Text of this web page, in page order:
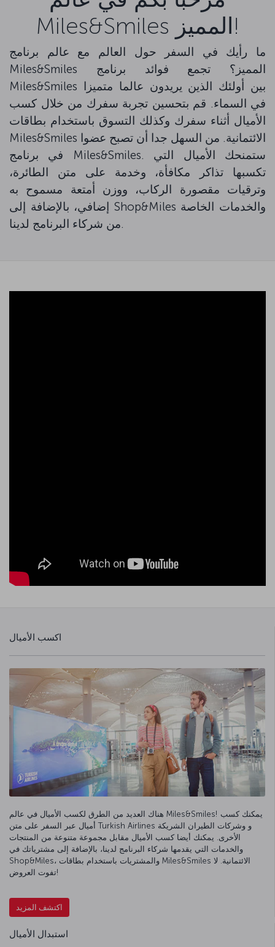
Miles&Smiles المميز!
ما رأيك في السفر حول العالم مع عالم برنامج
Miles&Smiles المميز؟ تجمع فوائد برنامج
Miles&Smiles بين أولئك الذين يريدون عالما متميزا
في السماء. قم بتحسين تجربة سفرك من خلال كسب
الأميال أثناء سفرك وكذلك التسوق باستخدام بطاقات
Miles&Smiles الائتمانية. من السهل جدا أن تصبح عضوا
في برنامج Miles&Smiles. ستمنحك الأميال التي
تكسبها تذاكر مكافأة، وخدمة على متن الطائرة،
وترقيات مقصورة الركاب، ووزن أمتعة مسموح به
إضافي، بالإضافة إلى Shop&Miles والخدمات الخاصة
من شركاء البرنامج لدينا.
اكسب الأميال
هناك العديد من الطرق لكسب الأميال في عالم Miles&Smiles! يمكنك كسب
أميال عبر السفر على متن Turkish Airlines و وشركات الطيران الشريكة
الأخرى. يمكنك أيضا كسب الأميال مقابل مجموعة متنوعة من المنتجات
والخدمات التي يقدمها شركاء البرنامج لدينا، بالإضافة إلى مشترياتك في
Shop&Miles، والمشتريات باستخدام بطاقات Miles&Smiles الائتمانية. لا
تفوت العروض!
اكتشف المزيد
استبدال الأميال